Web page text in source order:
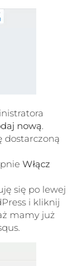
nową
dostarczoną
Włącz
się po lewej
i kliknij
mamy już